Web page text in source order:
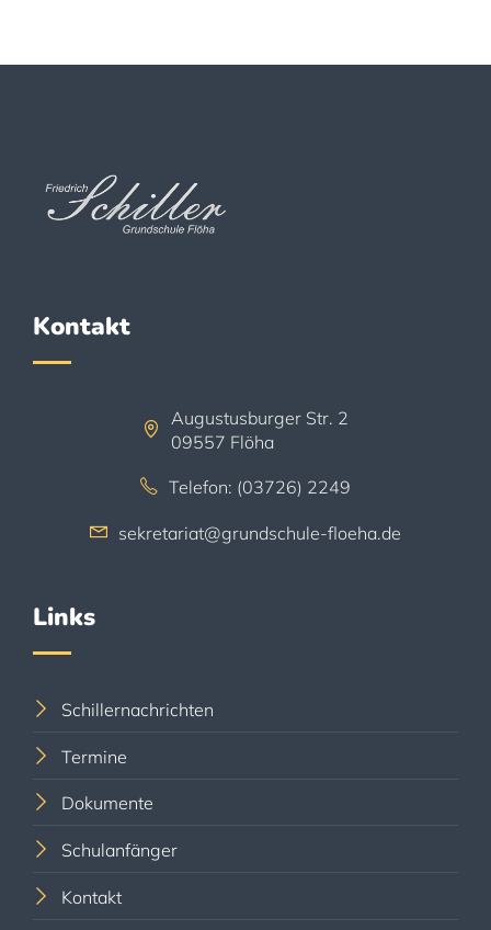
Kontakt
Augustusburger Str. 2
09557 Flöha
Telefon: (03726) 2249
sekretariat@grundschule-floeha.de
Links
Schillernachrichten
Termine
Dokumente
Schulanfänger
Kontakt